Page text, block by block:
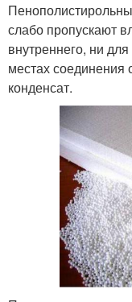
слабо пропускают
внутреннего, ни
местах соединения
конденсат.